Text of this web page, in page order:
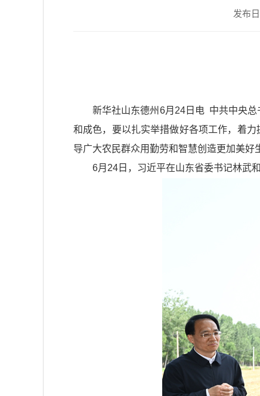
发布
新华社山东德州6月24日电 中共中央
和成色，要以扎实举措做好各项工作，着
导广大农民群众用勤劳和智慧创造更加美好
6月24日，习近平在山东省委书记林武